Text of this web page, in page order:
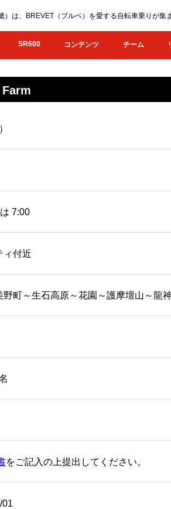
）は、BREVET（ブルベ）を愛する自転車乗りが
SR600 コンテンツ チーム
7:00
ィ付近
町～生石高原～花園～護摩壇山～龍
をご記入の上提出してください。
01